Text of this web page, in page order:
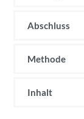
Abschluss
Methode
Inhalt